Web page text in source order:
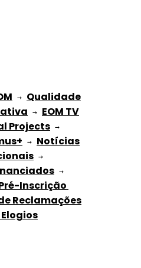
→ Qualidade
→ EOM TV
Projects
→ Notícias
Inscrição
Reclamações